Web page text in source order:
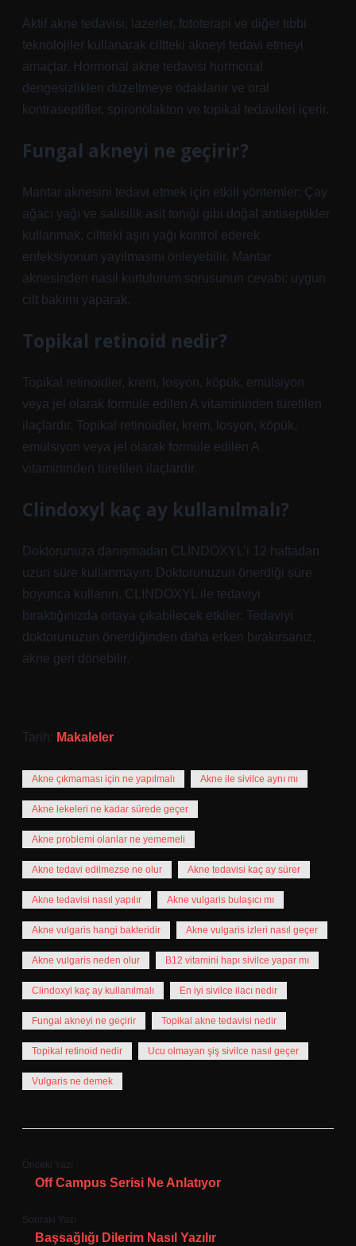
Aktif akne tedavisi, lazerler, fototerapi ve diğer tıbbi
teknolojiler kullanarak ciltteki akneyi tedavi etmeyi
amaçlar. Hormonal akne tedavisi hormonal
dengesizlikleri düzeltmeye odaklanır ve oral
kontraseptifler, spironolakton ve topikal tedavileri içerir.
Fungal akneyi ne geçirir?
Mantar aknesini tedavi etmek için etkili yöntemler: Çay
ağacı yağı ve salisilik asit toniği gibi doğal antiseptikler
kullanmak, ciltteki aşırı yağı kontrol ederek
enfeksiyonun yayılmasını önleyebilir. Mantar
aknesinden nasıl kurtulurum sorusunun cevabı: uygun
cilt bakımı yaparak.
Topikal retinoid nedir?
Topikal retinoidler, krem, losyon, köpük, emülsiyon
veya jel olarak formüle edilen A vitamininden türetilen
ilaçlardır. Topikal retinoidler, krem, losyon, köpük,
emülsiyon veya jel olarak formüle edilen A
vitamininden türetilen ilaçlardır.
Clindoxyl kaç ay kullanılmalı?
Doktorunuza danışmadan CLINDOXYL’i 12 haftadan
uzun süre kullanmayın. Doktorunuzun önerdiği süre
boyunca kullanın. CLINDOXYL ile tedaviyi
bıraktığınızda ortaya çıkabilecek etkiler: Tedaviyi
doktorunuzun önerdiğinden daha erken bırakırsanız,
akne geri dönebilir.
Tarih: Makaleler
Akne çıkmaması için ne yapılmalı Akne ile sivilce aynı mı
Akne lekeleri ne kadar sürede geçer
Akne problemi olanlar ne yememeli
Akne tedavi edilmezse ne olur Akne tedavisi kaç ay sürer
Akne tedavisi nasıl yapılır Akne vulgaris bulaşıcı mı
Akne vulgaris hangi bakteridir Akne vulgaris izleri nasıl geçer
Akne vulgaris neden olur B12 vitamini hapı sivilce yapar mı
Clindoxyl kaç ay kullanılmalı En iyi sivilce ilacı nedir
Fungal akneyi ne geçirir Topikal akne tedavisi nedir
Topikal retinoid nedir Ucu olmayan şiş sivilce nasıl geçer
Vulgaris ne demek
Önceki Yazı
Off Campus Serisi Ne Anlatıyor
Sonraki Yazı
Başsağlığı Dilerim Nasıl Yazılır